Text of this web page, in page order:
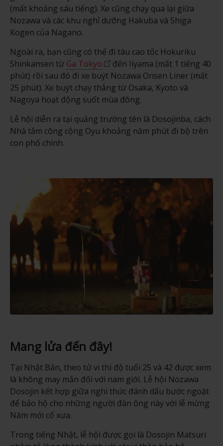
(mất khoảng sáu tiếng). Xe cũng chạy qua lại giữa
Nozawa và các khu nghỉ dưỡng Hakuba và Shiga
Kogen của Nagano.
Ngoài ra, bạn cũng có thể đi tàu cao tốc Hokuriku
Shinkansen từ Ga Tokyo
đến Iiyama (mất 1 tiếng 40
phút) rồi sau đó đi xe buýt Nozawa Onsen Liner (mất
25 phút). Xe buýt chạy thẳng từ Osaka, Kyoto và
Nagoya hoạt động suốt mùa đông.
Lễ hội diễn ra tại quảng trường tên là Dosojinba, cách
Nhà tắm công cộng Oyu khoảng năm phút đi bộ trên
con phố chính.
Mang lửa đến đây!
Tại Nhật Bản, theo tử vi thì độ tuổi 25 và 42 được xem
là không may mắn đối với nam giới. Lễ hội Nozawa
Dosojin kết hợp giữa nghi thức đánh dấu bước ngoặt
để bảo hộ cho những người đàn ông này với lễ mừng
Năm mới cổ xưa.
Trong tiếng Nhật, lễ hội được gọi là Dosojin Matsuri